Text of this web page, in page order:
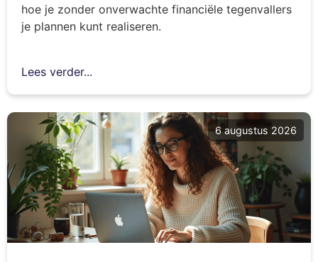
hoe je zonder onverwachte financiële tegenvallers
je plannen kunt realiseren.
Lees verder...
6 augustus 2026